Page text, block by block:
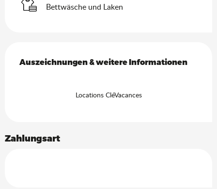
Bettwäsche und Laken
Auszeichnungen & weitere Informationen
Auszeichnungen & weitere Informationen
Locations CléVacances
Zahlungsart